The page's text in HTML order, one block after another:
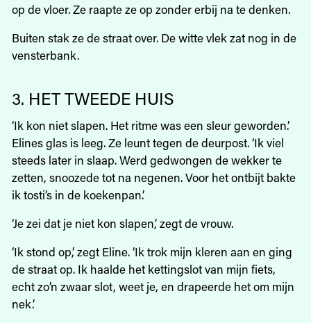
op de vloer. Ze raapte ze op zonder erbij na te denken.
Buiten stak ze de straat over. De witte vlek zat nog in de
vensterbank.
3. HET TWEEDE HUIS
‘Ik kon niet slapen. Het ritme was een sleur geworden.’
Elines glas is leeg. Ze leunt tegen de deurpost. ‘Ik viel
steeds later in slaap. Werd gedwongen de wekker te
zetten, snoozede tot na negenen. Voor het ontbijt bakte
ik tosti’s in de koekenpan.’
‘Je zei dat je niet kon slapen,’ zegt de vrouw.
‘Ik stond op,’ zegt Eline. ‘Ik trok mijn kleren aan en ging
de straat op. Ik haalde het kettingslot van mijn fiets,
echt zo’n zwaar slot, weet je, en drapeerde het om mijn
nek.’